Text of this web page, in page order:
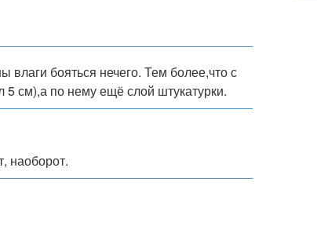
бояться нечего. Тем более,что с
5 см),а по нему ещё слой штукатурки.
наоборот.